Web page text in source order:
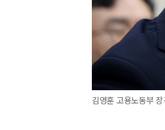
김영훈 고용노동부